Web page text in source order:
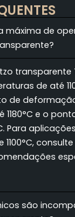
máxima de
transparente
de até
de deformação
e o
Para
são